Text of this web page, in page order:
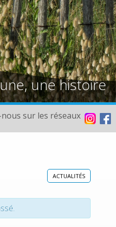
une histoire
sur les réseaux
ACTUALITÉS